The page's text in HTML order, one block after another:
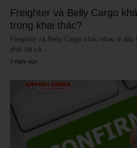
Freighter và Belly Cargo
trong khai thác?
Freighter và Belly Cargo khác nhau ở đâu
phải tất cả…
2 ngày ago